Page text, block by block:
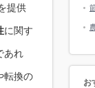
提供
に関す
あれ
転換の
お